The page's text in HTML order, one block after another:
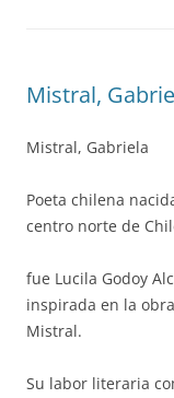
Mistral,
Mistral, Gabriela
Poeta chilena
centro norte de
fue Lucila Godoy
inspirada en la
Mistral.
Su labor literaria